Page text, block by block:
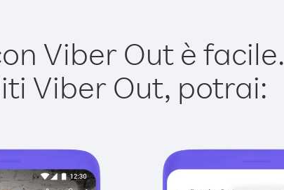
Viber Out è facile.
Viber Out, potrai: